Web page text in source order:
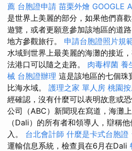
薦 台胞證申請 苗栗外燴 GOOGLE
是世界上美麗的部分，如果他們喜
遊覽，或者更願意參加該地區的道
地方參觀旅行。 申請台胞證照片規
水域到世界上最美麗的海灘的接近
法港口可以隨之走路。 肉毒桿菌 養
械 台胞證辦理 這是該地區的七個珠
比海水域。 護理之家 單人房 桃園
經確認，沒有什麼可以表明故意或
公司（ABC）新聞現在寫道，海灘
（Dali）的所有者和領導人，辯稱
入。 台北會計師 什麼是卡式台胞證
運輸信息系統，檢查員在6月在Dali